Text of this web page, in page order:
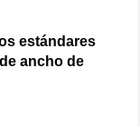
estándares
ancho de